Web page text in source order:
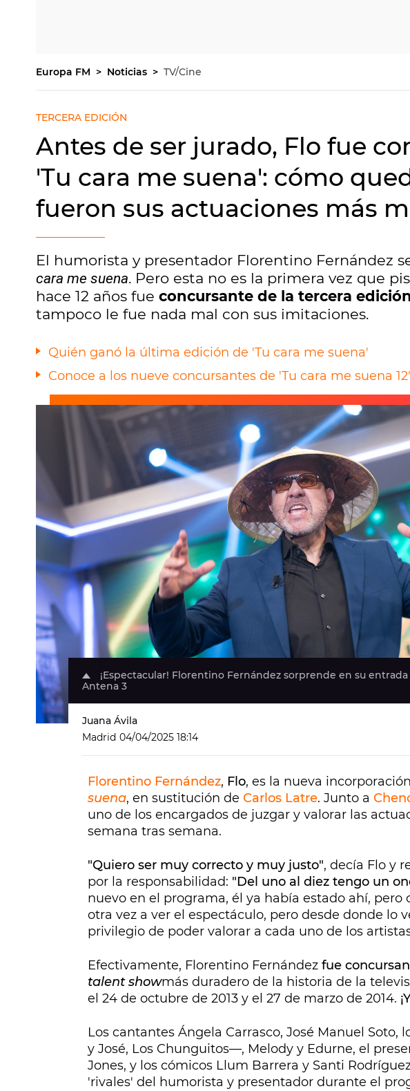
Europa FM Noticias TV/Cine
TERCERA EDICIÓN
Antes de ser jurado, Flo fue
'Tu cara me suena': cómo
fueron sus actuaciones más
El humorista y presentador Florentino Fernández
cara me suena. Pero esta no es la primera vez que
hace 12 años fue concursante de la tercera edición
tampoco le fue nada mal con sus imitaciones.
Quién ganó la última edición de 'Tu cara me suena'
Conoce a los nueve concursantes de 'Tu cara me suena 12'
¡Espectacular! Florentino Fernández sorprende en su
Antena 3
Juana Ávila
Madrid 04/04/2025 18:14
Florentino Fernández, Flo, es la nueva
suena, en sustitución de Carlos Latre. Junto a
uno de los encargados de juzgar y valorar las
semana tras semana.
"Quiero ser muy correcto y muy justo", decía Flo y
por la responsabilidad: "Del uno al diez tengo un
nuevo en el programa, él ya había estado ahí, pero
otra vez a ver el espectáculo, pero desde donde lo
privilegio de poder valorar a cada uno de los
Efectivamente, Florentino Fernández fue
talent showmás duradero de la historia de la
el 24 de octubre de 2013 y el 27 de marzo de 2014.
Los cantantes Ángela Carrasco, José Manuel Soto,
y José, Los Chunguitos—, Melody y Edurne, el
Jones, y los cómicos Llum Barrera y Santi
'rivales' del humorista y presentador durante el